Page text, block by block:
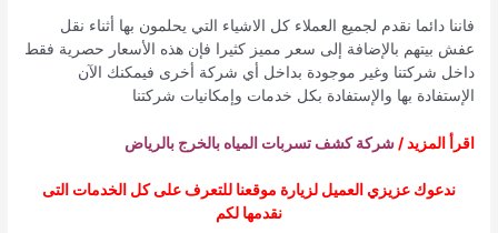
فاننا دائما نقدم لجميع العملاء كل الاشياء التي يحلمون بها أثناء نقل
عفش بيتهم بالإضافة إلى سعر مميز كثيرا فإن هذه الأسعار حصرية فقط
داخل شركتنا وغير موجودة بداخل أي شركة أخرى فيمكنك الآن
الإستفادة بها والإستفادة بكل خدمات وإمكانيات شركتنا
اقرأ المزيد /شركة كشف تسربات المياه بالخرج بالرياض
ندعوك عزيزي العميل لزيارة موقعنا للتعرف على كل الخدمات التى
نقدمها لكم